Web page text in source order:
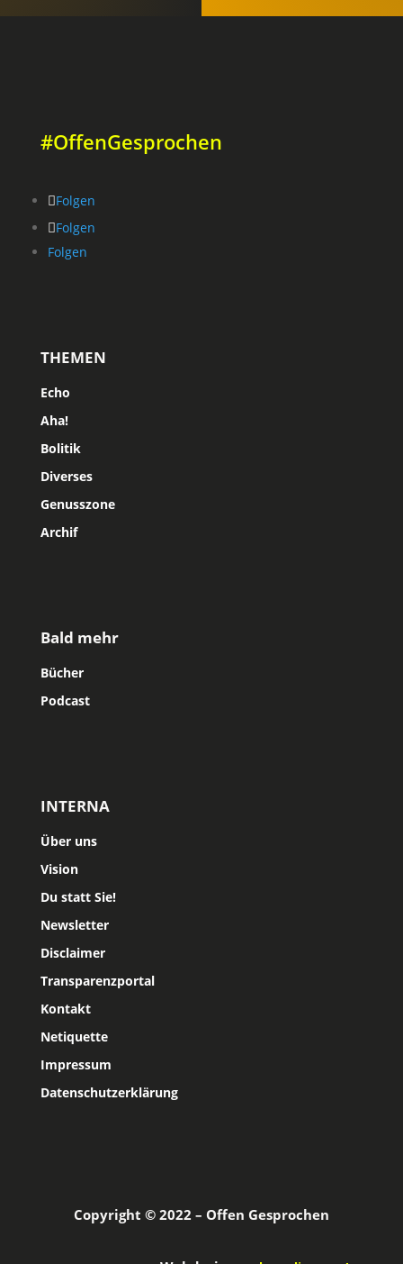
#OffenGesprochen
Folgen
Folgen
Folgen
THEMEN
Echo
Aha!
Bolitik
Diverses
Genusszone
Archif
Bald mehr
Bücher
Podcast
INTERNA
Über uns
Vision
Du statt Sie!
Newsletter
Disclaimer
Transparenzportal
Kontakt
Netiquette
Impressum
Datenschutzerklärung
Copyright © 2022 – Offen Gesprochen